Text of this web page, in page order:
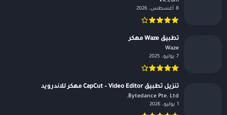
8 أغسطس، 2026
تطبيق Waze مهكر
Waze‏
7 يوليو، 2025
تنزيل تطبيق CapCut – Video Editor مهكر للاندرويد
Bytedance Pte. Ltd.‏
1 يوليو، 2026